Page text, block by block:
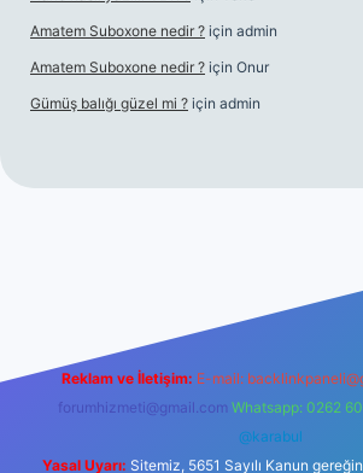
Amatem Suboxone nedir ? için admin
Amatem Suboxone nedir ? için Onur
Gümüş balığı güzel mi ? için admin
Reklam ve İletişim: E-mail:
forumhizmeti@gmail.com Whatsapp: 0262
@karabul
Yasal Uyarı: Sitemiz, 5651 Sayılı Kanun